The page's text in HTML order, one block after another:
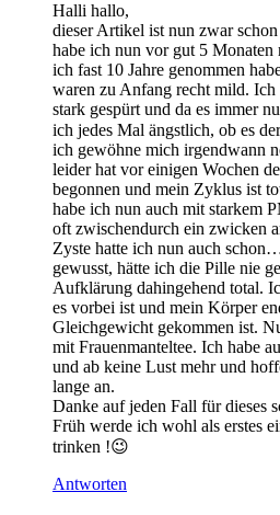
Halli hallo,
dieser Artikel ist nun zwar
habe ich nun vor gut 5 Monaten
ich fast 10 Jahre genommen
waren zu Anfang recht mild. Ich
stark gespürt und da es immer
ich jedes Mal ängstlich, ob es
ich gewöhne mich irgendwann
leider hat vor einigen Wochen
begonnen und mein Zyklus ist
habe ich nun auch mit starkem
oft zwischendurch ein zwicken
Zyste hatte ich nun auch
gewusst, hätte ich die Pille nie
Aufklärung dahingehend total.
es vorbei ist und mein Körper
Gleichgewicht gekommen ist.
mit Frauenmanteltee. Ich habe
und ab keine Lust mehr und
lange an.
Danke auf jeden Fall für dieses
Früh werde ich wohl als erstes
trinken !😉
Antworten